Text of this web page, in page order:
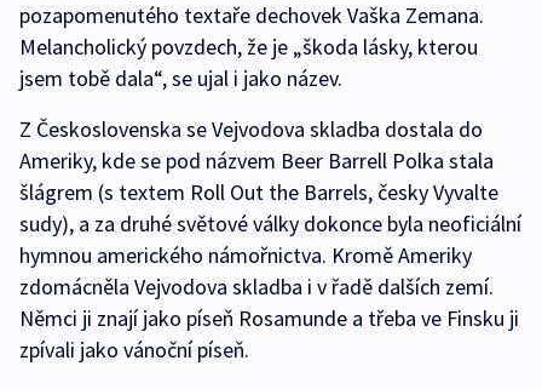
pozapomenutého textaře dechovek Vaška Zemana.
Melancholický povzdech, že je „škoda lásky, kterou
jsem tobě dala“, se ujal i jako název.
Z Československa se Vejvodova skladba dostala do
Ameriky, kde se pod názvem Beer Barrell Polka stala
šlágrem (s textem Roll Out the Barrels, česky Vyvalte
sudy), a za druhé světové války dokonce byla neoficiální
hymnou amerického námořnictva. Kromě Ameriky
zdomácněla Vejvodova skladba i v řadě dalších zemí.
Němci ji znají jako píseň Rosamunde a třeba ve Finsku ji
zpívali jako vánoční píseň.